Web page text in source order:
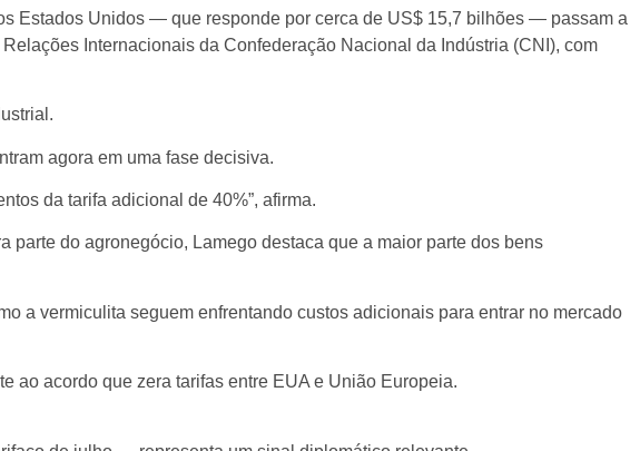
Estados Unidos — que responde por cerca de US$ 15,7 bilhões — passam a
Internacionais da Confederação Nacional da Indústria (CNI), com
agora em uma fase decisiva.
da tarifa adicional de 40%”, afirma.
parte do agronegócio, Lamego destaca que a maior parte dos bens
a vermiculita seguem enfrentando custos adicionais para entrar no mercado
ao acordo que zera tarifas entre EUA e União Europeia.